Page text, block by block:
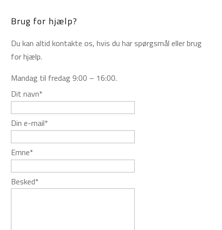
Brug for hjælp?
Du kan altid kontakte os, hvis du har spørgsmål eller brug
for hjælp.
Mandag til fredag 9:00 – 16:00.
Dit navn*
Din e-mail*
Emne*
Besked*